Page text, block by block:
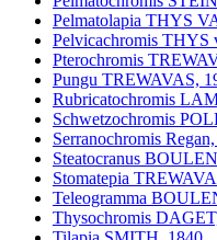
Pelmatolapia THYS
Pelvicachromis
Pterochromis
Pungu TREWAVAS,
Rubricatochromis
Schwetzochromis
Serranochromis
Steatocranus
Stomatepia
Teleogramma
Thysochromis